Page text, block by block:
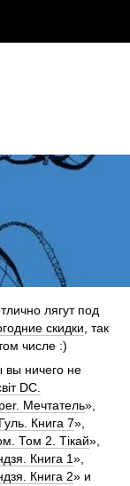
лягут под
скидки, так
числе :)
вы ничего не
DC.
Мечтатель»,
Книга 7»,
Том 2. Тікай»,
Книга 1»,
Книга 2» и